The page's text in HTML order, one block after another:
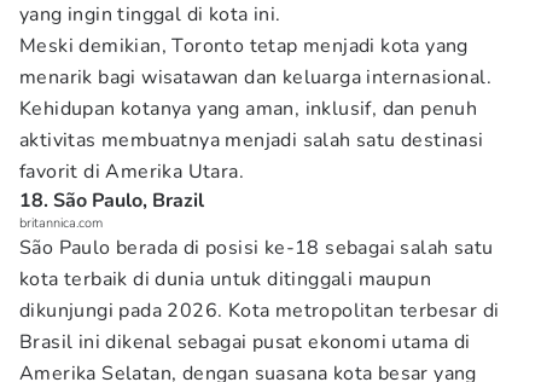
yang ingin tinggal di kota ini.
Meski demikian, Toronto tetap menjadi kota yang
menarik bagi wisatawan dan keluarga internasional.
Kehidupan kotanya yang aman, inklusif, dan penuh
aktivitas membuatnya menjadi salah satu destinasi
favorit di Amerika Utara.
18. São Paulo, Brazil
britannica.com
São Paulo berada di posisi ke-18 sebagai salah satu
kota terbaik di dunia untuk ditinggali maupun
dikunjungi pada 2026. Kota metropolitan terbesar di
Brasil ini dikenal sebagai pusat ekonomi utama di
Amerika Selatan, dengan suasana kota besar yang